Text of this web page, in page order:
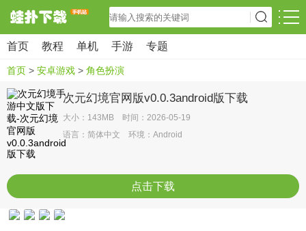
首页 教程 单机 手游 专题
首页 > 安卓游戏 > 角色扮演
次元幻境官网版v0.0.3android版下载
大小：143MB 时间：2026-05-19
语言：简体中文 环境：Android
点击下载